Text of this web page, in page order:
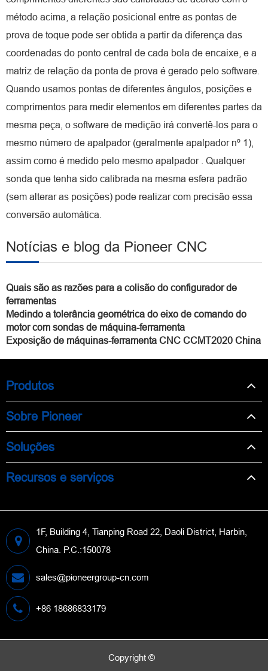
método acima, a relação posicional entre as pontas de
prova de toque pode ser obtida a partir da diferença das
coordenadas do ponto central de cada bola de encaixe, e a
matriz de relação da ponta de prova é gerado pelo software.
Quando usamos pontas de diferentes ângulos, posições e
comprimentos para medir elementos em diferentes partes da
mesma peça, o software de medição irá convertê-los para o
mesmo número de apalpador (geralmente apalpador nº 1),
assim como é medido pelo mesmo apalpador . Qualquer
sonda que tenha sido calibrada na mesma esfera padrão
(sem alterar as posições) pode realizar com precisão essa
conversão automática.
Notícias e blog da Pioneer CNC
Quais são as razões para a colisão do configurador de
ferramentas
Medindo a tolerância geométrica do eixo de comando do
motor com sondas de máquina-ferramenta
Exposição de máquinas-ferramenta CNC CCMT2020 China
Produtos
Sobre Pioneer
Soluções
Recursos e serviços
1F, Building 4, Tianping Road 22, Daoli District, Harbin,
China. P.C.:150078
sales@pioneergroup-cn.com
+86 18686833179
Copyright ©